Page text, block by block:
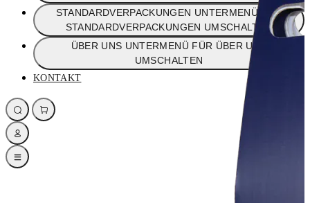
STANDARDVERPACKUNGEN UNTERMENÜ FÜR
STANDARDVERPACKUNGEN UMSCHALTEN
ÜBER UNS UNTERMENÜ FÜR ÜBER UNS
UMSCHALTEN
KONTAKT